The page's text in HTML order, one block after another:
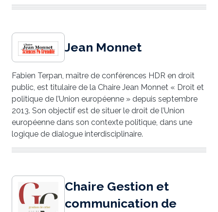
Jean Monnet
Fabien Terpan, maître de conférences HDR en droit
public, est titulaire de la Chaire Jean Monnet « Droit et
politique de l’Union européenne » depuis septembre
2013. Son objectif est de situer le droit de l’Union
européenne dans son contexte politique, dans une
logique de dialogue interdisciplinaire.
Chaire Gestion et
communication de